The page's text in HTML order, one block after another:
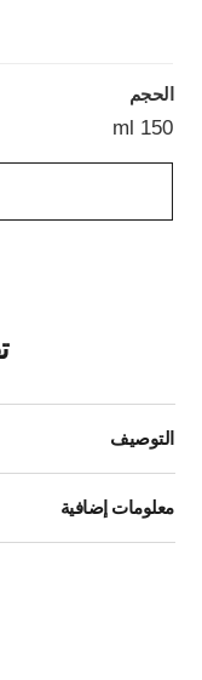
الحجم
150 ml
التوصيف
معلومات إضافية